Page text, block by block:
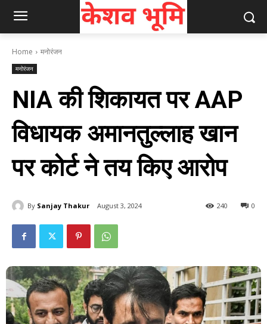
Home मनोरंजन
मनोरंजन
NIA की शिकायत पर AAP
विधायक अमानतुल्लाह खान
पर कोर्ट ने तय किए आरोप
By Sanjay Thakur August 3, 2024 0
240